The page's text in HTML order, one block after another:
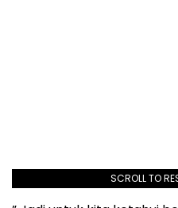
SCROLL TO